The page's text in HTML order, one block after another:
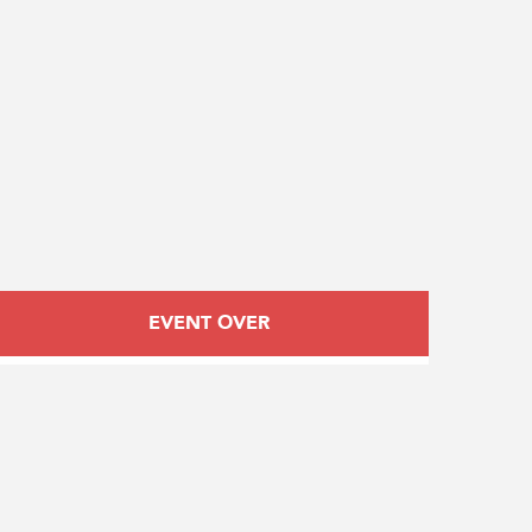
hours &
EVENT OVER